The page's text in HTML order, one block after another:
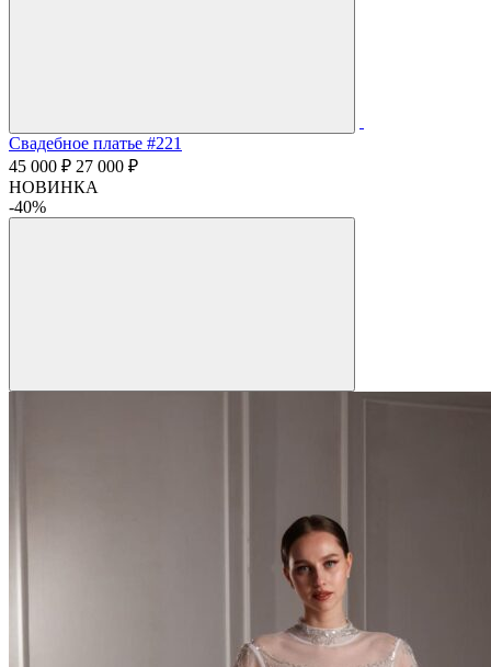
Свадебное платье #221
45 000 ₽ 27 000 ₽
НОВИНКА
-40%